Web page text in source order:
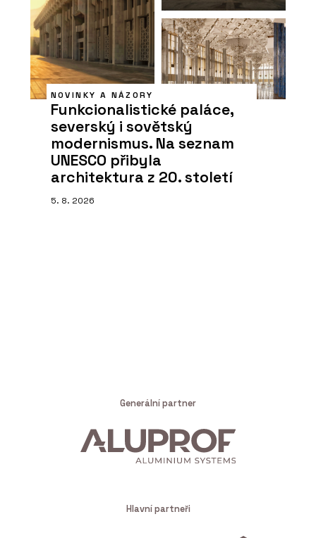
NOVINKY A NÁZORY
Funkcionalistické paláce,
severský i sovětský
modernismus. Na seznam
UNESCO přibyla
architektura z 20. století
5. 8. 2026
Generální partner
Hlavní partneři